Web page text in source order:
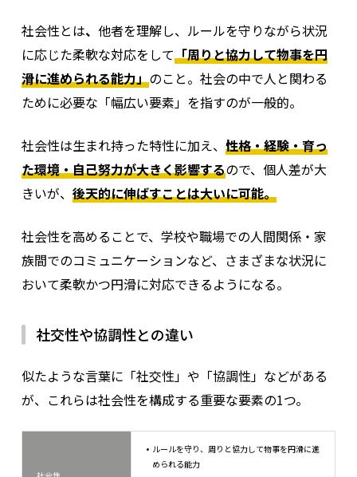
社会性とは、 他者を理解し、ルールを守りながら状況
に応じた柔軟な対応をして「周りと協力して物事を円
滑に進められる能力」のこと。社会の中で人と関わる
ために必要な「幅広い要素」を指すのが一般的。
社会性は生まれ持った特性に加え、 性格・経験・育っ
た環境・自己努力が大きく影響するので、個人差が大
きいが、 後天的に伸ばすことは大いに可能。
社会性を高めることで、学校や職場での人間関係・家
族間でのコミュニケーションなど、さまざまな状況に
おいて柔軟かつ円滑に対応できるようになる。
社交性や協調性との違い
似たような言葉に「社交性」や「協調性」などがある
が、これらは社会性を構成する重要な要素の1つ。
ルールを守り、周りと協力して物事を円滑に進
められる能力